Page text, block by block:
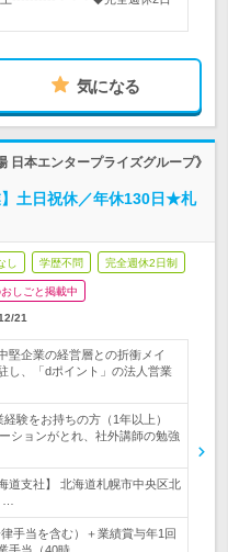
気になる
日本エンタープライズグループ》
土日祝休／年休130日★札
し 学歴不問 完全週休2日制
しごと掲載中
21
堅企業の経営層との折衝メイ
し、「dポイント」の法人営業
験をお持ちの方（1年以上）
ションがとれ、社外講師の勉強
道支社】 北海道札幌市中央区北
手当を含む）＋業績賞与年1回